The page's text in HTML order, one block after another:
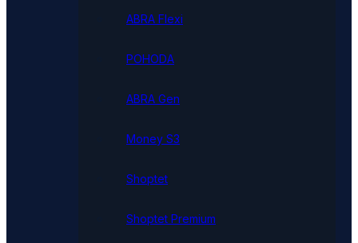
ABRA Flexi
POHODA
ABRA Gen
Money S3
Shoptet
Shoptet Premium